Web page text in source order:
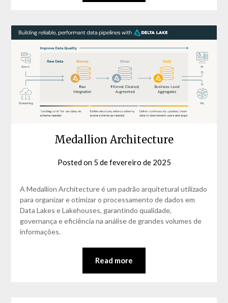
Medallion Architecture
Posted on 5 de fevereiro de 2025
Matos
A Medallion Architecture é um padrão arquitetural utilizado
para organizar e otimizar o processamento de dados em
Data Lakes e Lakehouses, garantindo qualidade,
governança e eficiência na análise de grandes volumes de
informações.
Read more